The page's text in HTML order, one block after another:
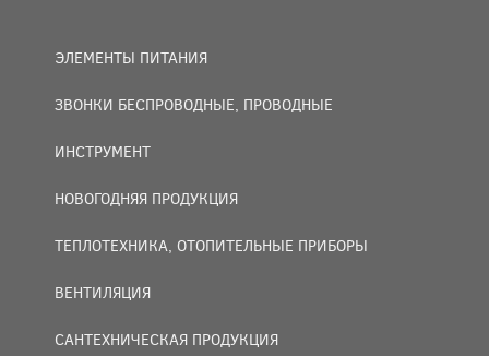
ЭЛЕМЕНТЫ ПИТАНИЯ
ЗВОНКИ БЕСПРОВОДНЫЕ, ПРОВОДНЫЕ
ИНСТРУМЕНТ
НОВОГОДНЯЯ ПРОДУКЦИЯ
ТЕПЛОТЕХНИКА, ОТОПИТЕЛЬНЫЕ ПРИБОРЫ
ВЕНТИЛЯЦИЯ
САНТЕХНИЧЕСКАЯ ПРОДУКЦИЯ